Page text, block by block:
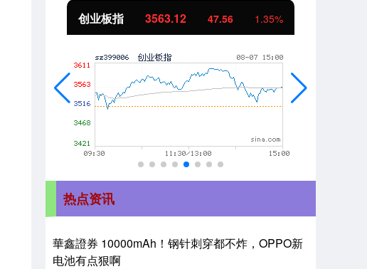
创业板指 3563.12 47.56 1.35%
热点资讯
華鑫證券 10000mAh！钢针刺穿都不炸，OPPO新
电池有点狠啊